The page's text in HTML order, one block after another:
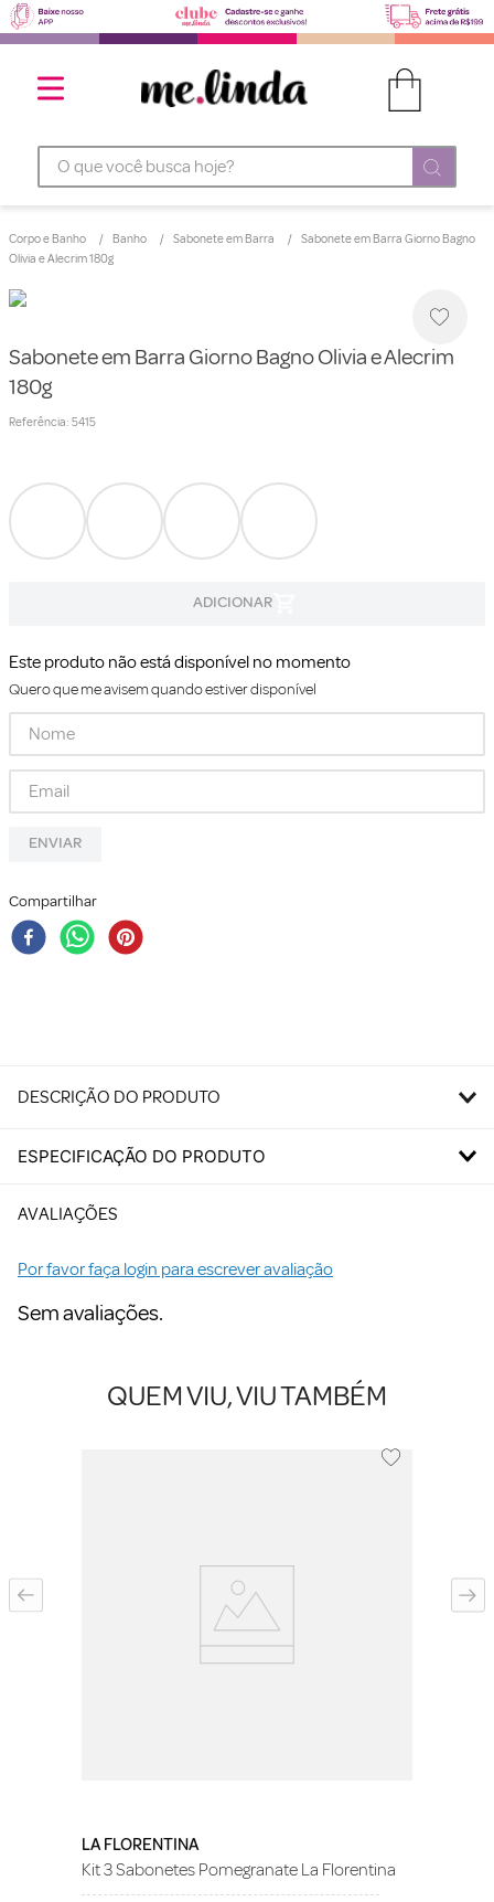
O que você busca hoje?
Corpo e Banho Banho Sabonete em Barra
Sabonete em Barra Giorno Bagno
Olivia e Alecrim 180g
Sabonete em Barra Giorno Bagno Olivia e Alecrim
180g
Referência: 5415
Este produto não está disponível no momento
Quero que me avisem quando estiver disponível
ENVIAR
Compartilhar
DESCRIÇÃO DO PRODUTO
ESPECIFICAÇÃO DO PRODUTO
AVALIAÇÕES
Por favor faça login para escrever avaliação
Sem avaliações.
QUEM VIU, VIU TAMBÉM
LA FLORENTINA
Kit 3 Sabonetes Pomegranate La Florentina